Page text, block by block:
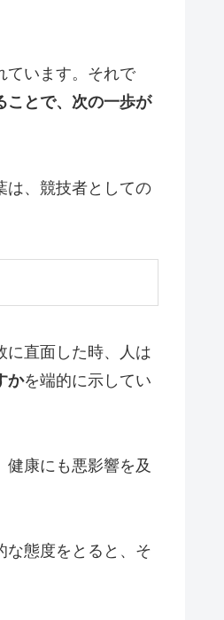
ています。それで
ことで、次の一歩が
は、競技者としての
に直面した時、人は
かを端的に示してい
康にも悪影響を及
な態度をとると、そ